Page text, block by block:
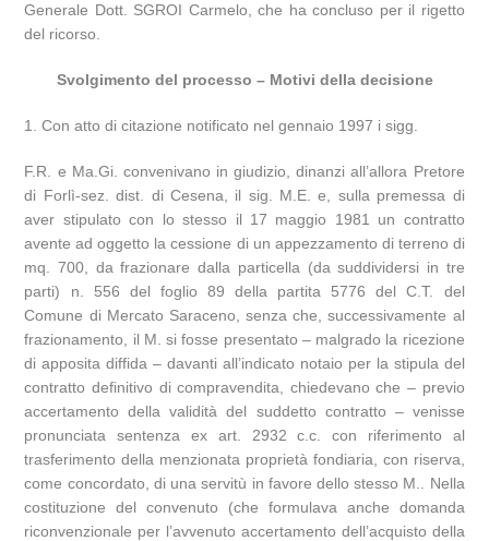
Generale Dott. SGROI Carmelo, che ha concluso per il rigetto
del ricorso.
Svolgimento del processo – Motivi della decisione
1. Con atto di citazione notificato nel gennaio 1997 i sigg.
F.R. e Ma.Gi. convenivano in giudizio, dinanzi all’allora Pretore
di Forlì-sez. dist. di Cesena, il sig. M.E. e, sulla premessa di
aver stipulato con lo stesso il 17 maggio 1981 un contratto
avente ad oggetto la cessione di un appezzamento di terreno di
mq. 700, da frazionare dalla particella (da suddividersi in tre
parti) n. 556 del foglio 89 della partita 5776 del C.T. del
Comune di Mercato Saraceno, senza che, successivamente al
frazionamento, il M. si fosse presentato – malgrado la ricezione
di apposita diffida – davanti all’indicato notaio per la stipula del
contratto definitivo di compravendita, chiedevano che – previo
accertamento della validità del suddetto contratto – venisse
pronunciata sentenza ex art. 2932 c.c. con riferimento al
trasferimento della menzionata proprietà fondiaria, con riserva,
come concordato, di una servitù in favore dello stesso M.. Nella
costituzione del convenuto (che formulava anche domanda
riconvenzionale per l’avvenuto accertamento dell’acquisto della